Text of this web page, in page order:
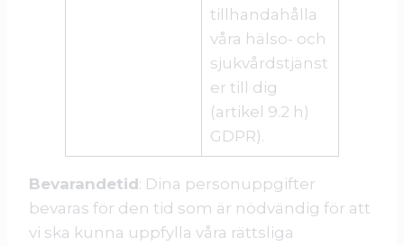
tillhandahålla
våra hälso- och
sjukvårdstjänst
er till dig
(artikel 9.2 h)
GDPR).
Bevarandetid: Dina personuppgifter
bevaras för den tid som är nödvändig för att
vi ska kunna uppfylla våra rättsliga